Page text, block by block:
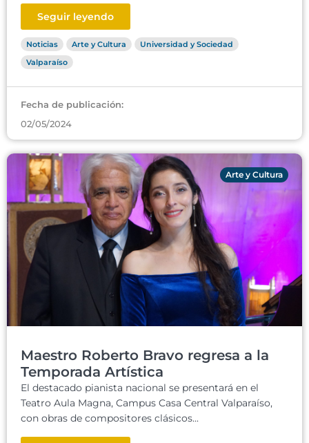
Seguir leyendo
Noticias Arte y Cultura
Universidad y Sociedad
Valparaíso
Fecha de publicación:
02/05/2024
Arte y Cultura
Maestro Roberto Bravo regresa a la
Temporada Artística
El destacado pianista nacional se presentará en el
Teatro Aula Magna, Campus Casa Central Valparaíso,
con obras de compositores clásicos...